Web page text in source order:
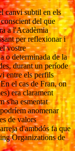
canvi subtil en els
del que
a l'Acadèmia
per reflexionar i
vostre
o determinada de la
durant un període
entre els perfils
el cas de Fran, on
era clarament
s'ha esmentat
anomenar
de valors
d'ambdós fa que
Organizations de